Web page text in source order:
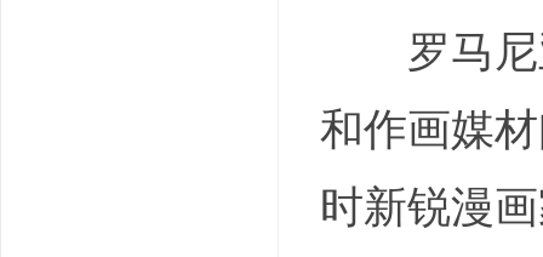
罗马尼
和作画媒
时新锐漫